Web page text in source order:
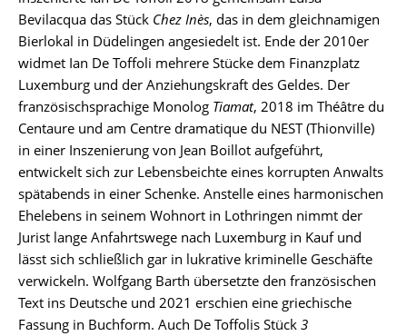
Bevilacqua das Stück Chez Inès, das in dem gleichnamigen
Bierlokal in Düdelingen angesiedelt ist. Ende der 2010er
widmet Ian De Toffoli mehrere Stücke dem Finanzplatz
Luxemburg und der Anziehungskraft des Geldes. Der
französischsprachige Monolog Tiamat, 2018 im Théâtre du
Centaure und am Centre dramatique du NEST (Thionville)
in einer Inszenierung von Jean Boillot aufgeführt,
entwickelt sich zur Lebensbeichte eines korrupten Anwalts
spätabends in einer Schenke. Anstelle eines harmonischen
Ehelebens in seinem Wohnort in Lothringen nimmt der
Jurist lange Anfahrtswege nach Luxemburg in Kauf und
lässt sich schließlich gar in lukrative kriminelle Geschäfte
verwickeln. Wolfgang Barth übersetzte den französischen
Text ins Deutsche und 2021 erschien eine griechische
Fassung in Buchform. Auch De Toffolis Stück 3